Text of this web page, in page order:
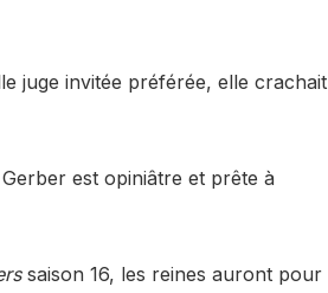
juge invitée préférée, elle crachait
est opiniâtre et prête à
saison 16, les reines auront pour